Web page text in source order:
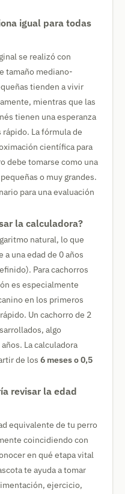
igual para todas
se realizó con
tamaño mediano-
tienden a vivir
mientras que las
tienen una esperanza
La fórmula de
científica para
debe tomarse como una
o muy grandes.
para una evaluación
la calculadora?
natural, lo que
una edad de 0 años
Para cachorros
es especialmente
en los primeros
Un cachorro de 2
algo
La calculadora
de los 6 meses o 0,5
revisar la edad
equivalente de tu perro
coincidiendo con
en qué etapa vital
te ayuda a tomar
ejercicio,